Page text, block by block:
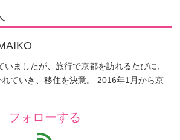
ましたが、旅行で京都を訪れるたびに、
ていき、移住を決意。 2016年1月から京
フォローする